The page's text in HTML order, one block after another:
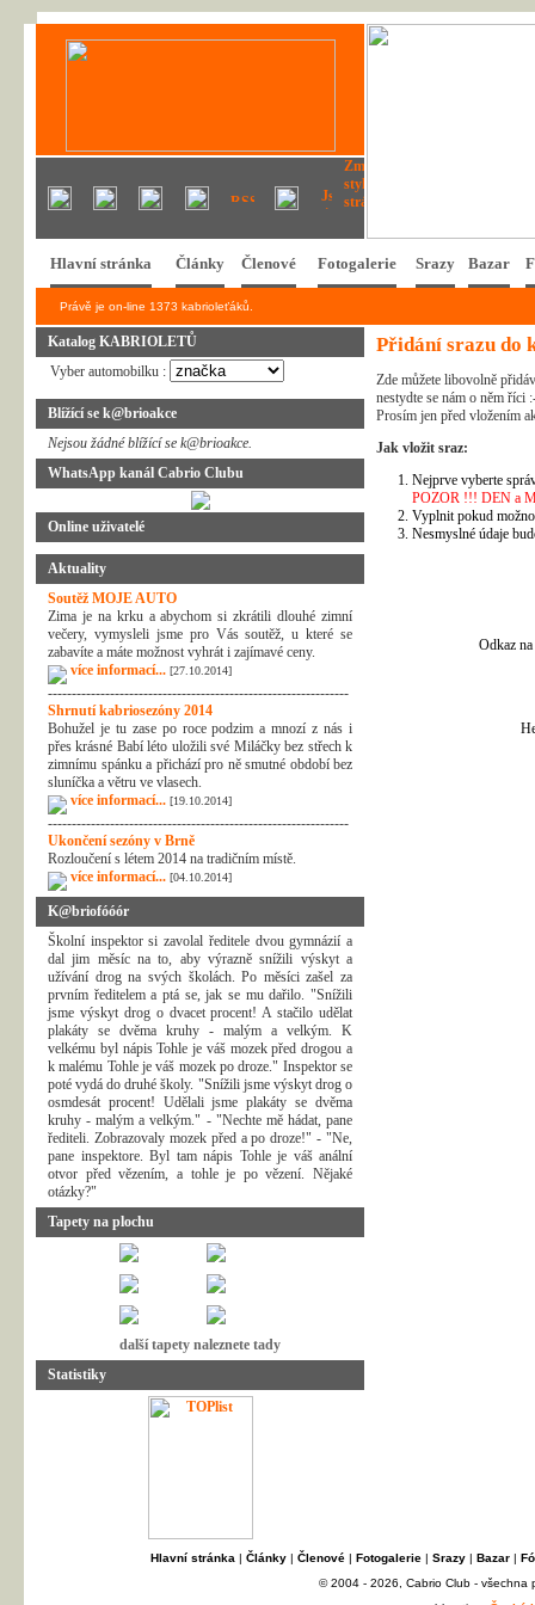
Hlavní stránka Články Členové Fotogalerie Srazy Bazar
Právě je on-line 1373 kabrioleťáků.
Katalog KABRIOLETŮ
Vyber automobilku :
Blížící se k@brioakce
Nejsou žádné blížící se k@brioakce.
WhatsApp kanál Cabrio Clubu
Online uživatelé
Aktuality
Soutěž MOJE AUTO
Zima je na krku a abychom si zkrátili dlouhé zimní
večery, vymysleli jsme pro Vás soutěž, u které se
zabavíte a máte možnost vyhrát i zajímavé ceny.
více informací... [27.10.2014]
---------------------------------------------------------------
Shrnutí kabriosezóny 2014
Bohužel je tu zase po roce podzim a mnozí z nás i
přes krásné Babí léto uložili své Miláčky bez střech k
zimnímu spánku a přichází pro ně smutné období bez
sluníčka a větru ve vlasech.
více informací... [19.10.2014]
---------------------------------------------------------------
Ukončení sezóny v Brně
Rozloučení s létem 2014 na tradičním místě.
více informací... [04.10.2014]
K@briofóóór
Školní inspektor si zavolal ředitele dvou gymnázií a
dal jim měsíc na to, aby výrazně snížili výskyt a
užívání drog na svých školách. Po měsíci zašel za
prvním ředitelem a ptá se, jak se mu dařilo. "Snížili
jsme výskyt drog o dvacet procent! A stačilo udělat
plakáty se dvěma kruhy - malým a velkým. K
velkému byl nápis Tohle je váš mozek před drogou a
k malému Tohle je váš mozek po droze." Inspektor se
poté vydá do druhé školy. "Snížili jsme výskyt drog o
osmdesát procent! Udělali jsme plakáty se dvěma
kruhy - malým a velkým." - "Nechte mě hádat, pane
řediteli. Zobrazovaly mozek před a po droze!" - "Ne,
pane inspektore. Byl tam nápis Tohle je váš anální
otvor před vězením, a tohle je po vězení. Nějaké
otázky?"
Tapety na plochu
další tapety naleznete tady
Statistiky
Přidání srazu do
Zde můžete libovolně
nestydte se nám o něm říci
Prosím jen před vložením
Jak vložit sraz:
Nejprve vyberte
POZOR !!! DEN a
Vyplnit pokud
Nesmyslné údaje
Odkaz
Hlavní stránka | Články| Členové| Fotogalerie| Srazy| Bazar|
© 2004 - 2026, Cabrio Club - všechna